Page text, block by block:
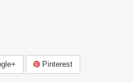
Pinterest